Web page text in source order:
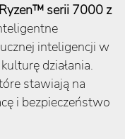
serii 7000 z
inteligencji w
działania.
stawiają na
i bezpieczeństwo